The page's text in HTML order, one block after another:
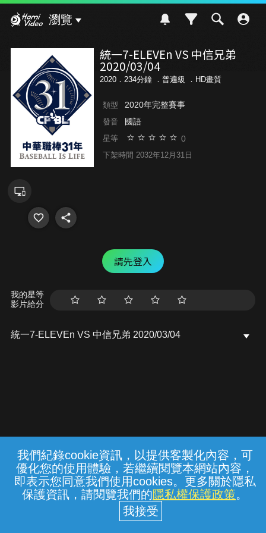
我們紀錄cookie資訊，以提供客製化內容，可
優化您的使用體驗，若繼續閱覽本網站內容，
即表示您同意我們使用cookies。更多關於隱私
保護資訊，請閱覽我們的隱私權保護政策。
瀏覽
統一7-ELEVEn VS 中信兄弟
2020/03/04
2020．234分鐘 ． 普遍級 ．HD畫質
類型 2020年完整賽事
發音 國語
星等 0
下架時間 2032年12月31日
請先登入
我的星等
影片給分
統一7-ELEVEn VS 中信兄弟 2020/03/04
常見問題 線上客服 服務條款 隱私權保護
中華電信股份有限公司個人家庭分公司
(統一編號：96979949) © 2026
{{notifyMsg}}